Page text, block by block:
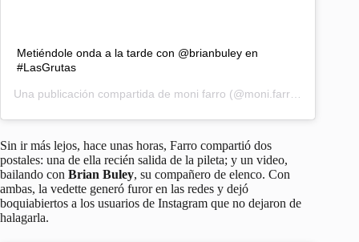
Metiéndole onda a la tarde con @brianbuley en
#LasGrutas
Una publicación compartida de moni farro (@moni.farro) el
Sin ir más lejos, hace unas horas, Farro compartió dos
postales: una de ella recién salida de la pileta; y un video,
bailando con Brian Buley, su compañero de elenco. Con
ambas, la vedette generó furor en las redes y dejó
boquiabiertos a los usuarios de Instagram que no dejaron de
halagarla.